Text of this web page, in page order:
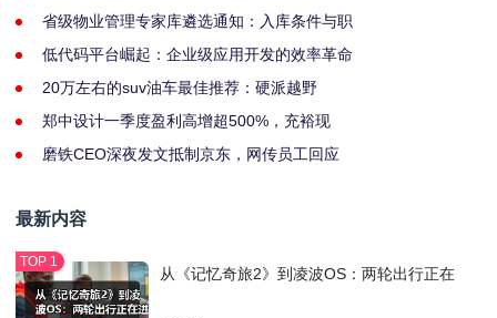
省级物业管理专家库遴选通知：入库条件与职
低代码平台崛起：企业级应用开发的效率革命
20万左右的suv油车最佳推荐：硬派越野
郑中设计一季度盈利高增超500%，充裕现
磨铁CEO深夜发文抵制京东，网传员工回应
最新内容
从《记忆奇旅2》到凌波OS：两轮出行正在